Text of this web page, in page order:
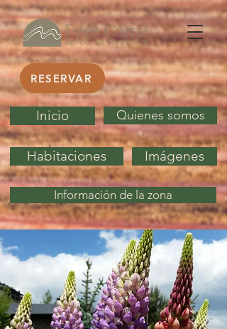
RESERVAR
Inicio Quienes somos
Habitaciones Imágenes
Información de la zona